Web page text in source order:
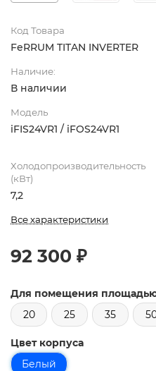
Код Товара
FeRRUM TITAN INVERTER
Наличие:
В наличии
Модель
iFIS24VR1 / iFOS24VR1
Холодопроизводительность
(кВт)
7,2
Все характеристики
92 300 ₽
Для помещения
20
25 35
Цвет корпуса
Белый